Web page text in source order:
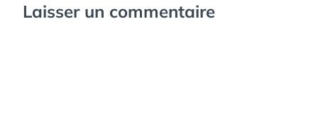
Laisser un commentaire